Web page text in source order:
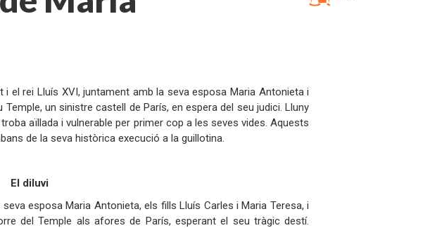
el rei Lluís XVI, juntament amb la seva esposa Maria Antonieta i
un sinistre castell de París, en espera del seu judici. Lluny
aïllada i vulnerable per primer cop a les seves vides. Aquests
de la seva històrica execució a la guillotina.
El diluvi
esposa Maria Antonieta, els fills Lluís Carles i Maria Teresa, i
del Temple als afores de París, esperant el seu tràgic destí.